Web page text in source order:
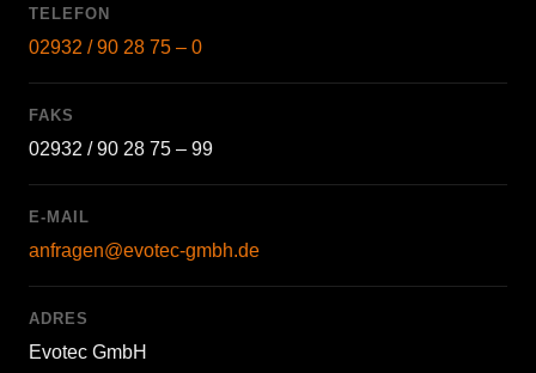
TELEFON
02932 / 90 28 75 – 0
FAKS
02932 / 90 28 75 – 99
E-MAIL
anfragen@evotec-gmbh.de
ADRES
Evotec GmbH